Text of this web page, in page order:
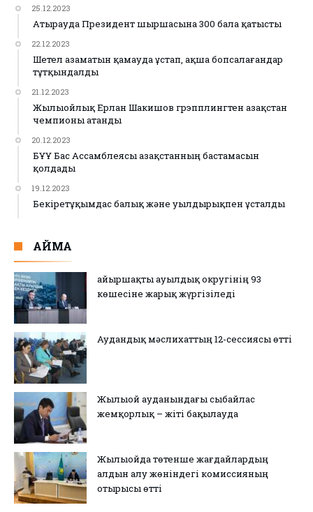
25.12.2023
Атырауда Президент шыршасына 300 бала қатысты
22.12.2023
Шетел азаматын қамауда ұстап, ақша бопсалағандар
тұтқындалды
21.12.2023
Жылыойлық Ерлан Шакишов грэпплингтен Қазақстан
чемпионы атанды
20.12.2023
БҰҰ Бас Ассамблеясы Қазақстанның бастамасын
қолдады
19.12.2023
Бекіретұқымдас балық және уылдырықпен ұсталды
АЙМАҚ
Қайыршақты ауылдық округінің 93
көшесіне жарық жүргізіледі
Аудандық мәслихаттың 12-сессиясы өтті
Жылыой ауданындағы сыбайлас
жемқорлық – жіті бақылауда
Жылыойда төтенше жағдайлардың
алдын алу жөніндегі комиссияның
отырысы өтті